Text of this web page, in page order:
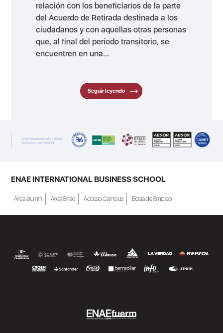
relación con los beneficiarios de la parte
del Acuerdo de Retirada destinada a los
ciudadanos y con aquellas otras personas
que, al final del período transitorio, se
encuentren en una...
Seguir leyendo
ENAE INTERNATIONAL BUSINESS SCHOOL
Área alumni Área Enae Acceso Campus Bolsa de Empleo